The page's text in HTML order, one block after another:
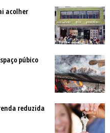
acolher
púbico
reduzida